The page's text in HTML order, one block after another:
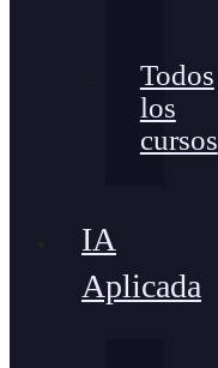
Todos
los
cursos
IA
Aplicada